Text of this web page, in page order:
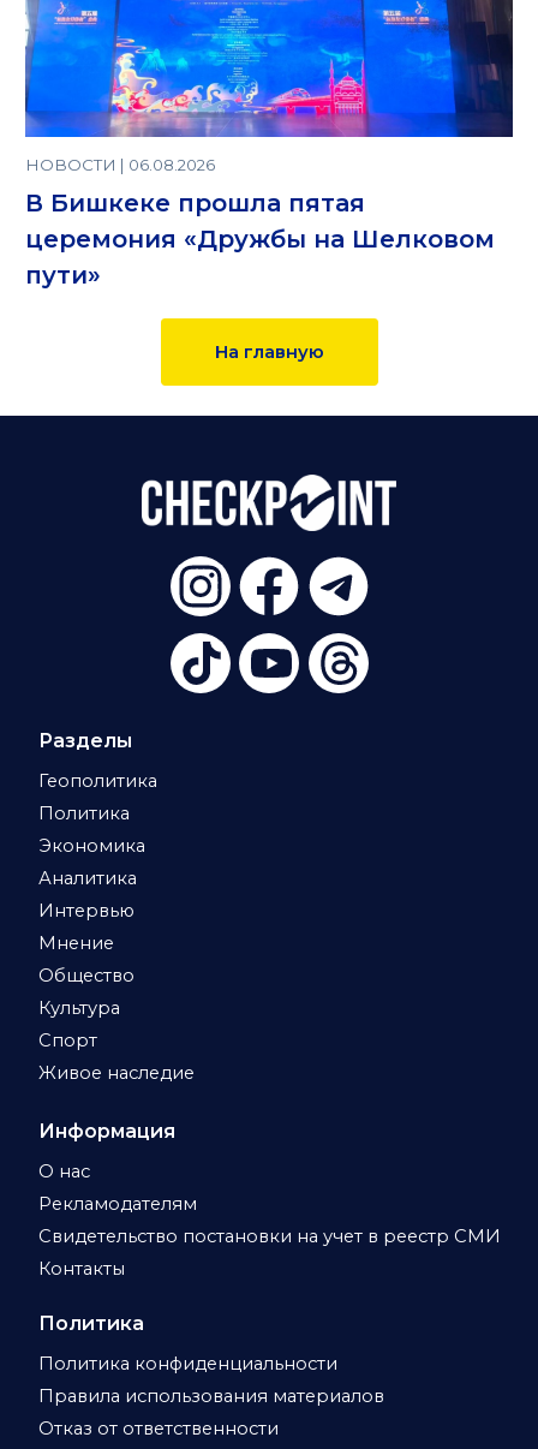
НОВОСТИ | 06.08.2026
В Бишкеке прошла пятая
церемония «Дружбы на Шелковом
пути»
На главную
Разделы
Геополитика
Политика
Экономика
Аналитика
Интервью
Мнение
Общество
Культура
Спорт
Живое наследие
Информация
О нас
Рекламодателям
Свидетельство постановки на учет в реестр СМИ
Контакты
Политика
Политика конфиденциальности
Правила использования материалов
Отказ от ответственности